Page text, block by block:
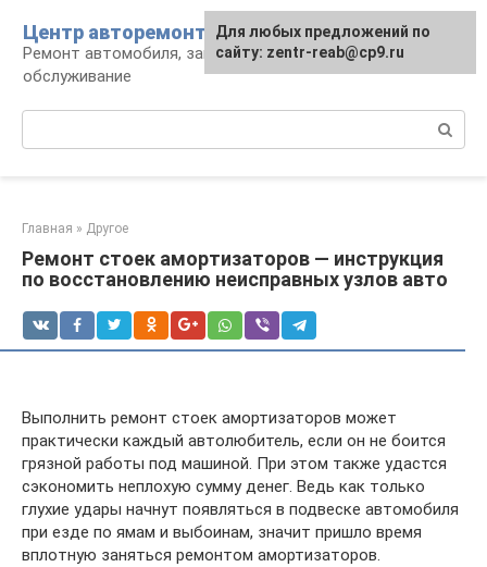
контенту
Центр авторемонта
Ремонт автомобиля, запчасти и
обслуживание
Главная » Другое
Ремонт стоек амортизаторов — инструкция
по восстановлению неисправных узлов авто
Выполнить ремонт стоек амортизаторов может
практически каждый автолюбитель, если он не боится
грязной работы под машиной. При этом также удастся
сэкономить неплохую сумму денег. Ведь как только
глухие удары начнут появляться в подвеске автомобиля
при езде по ямам и выбоинам, значит пришло время
вплотную заняться ремонтом амортизаторов.
Для любых предложений по
сайту: zentr-reab@cp9.ru